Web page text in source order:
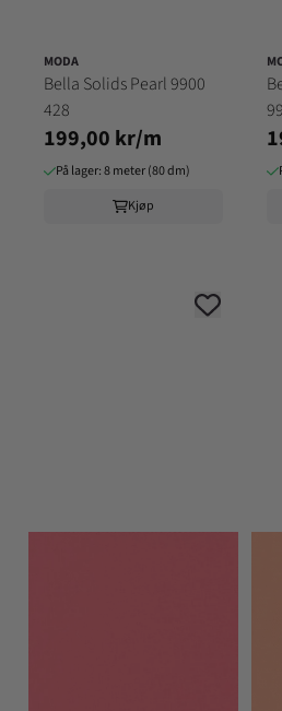
MODA
Bella Solids Pearl 9900
428
199,00 kr/m
På lager: 8 meter (80 dm)
Kjøp